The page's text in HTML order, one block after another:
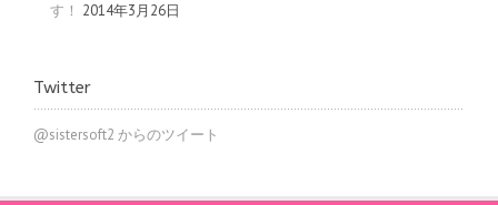
す！ 2014年3月26日
Twitter
@sistersoft2 からのツイート